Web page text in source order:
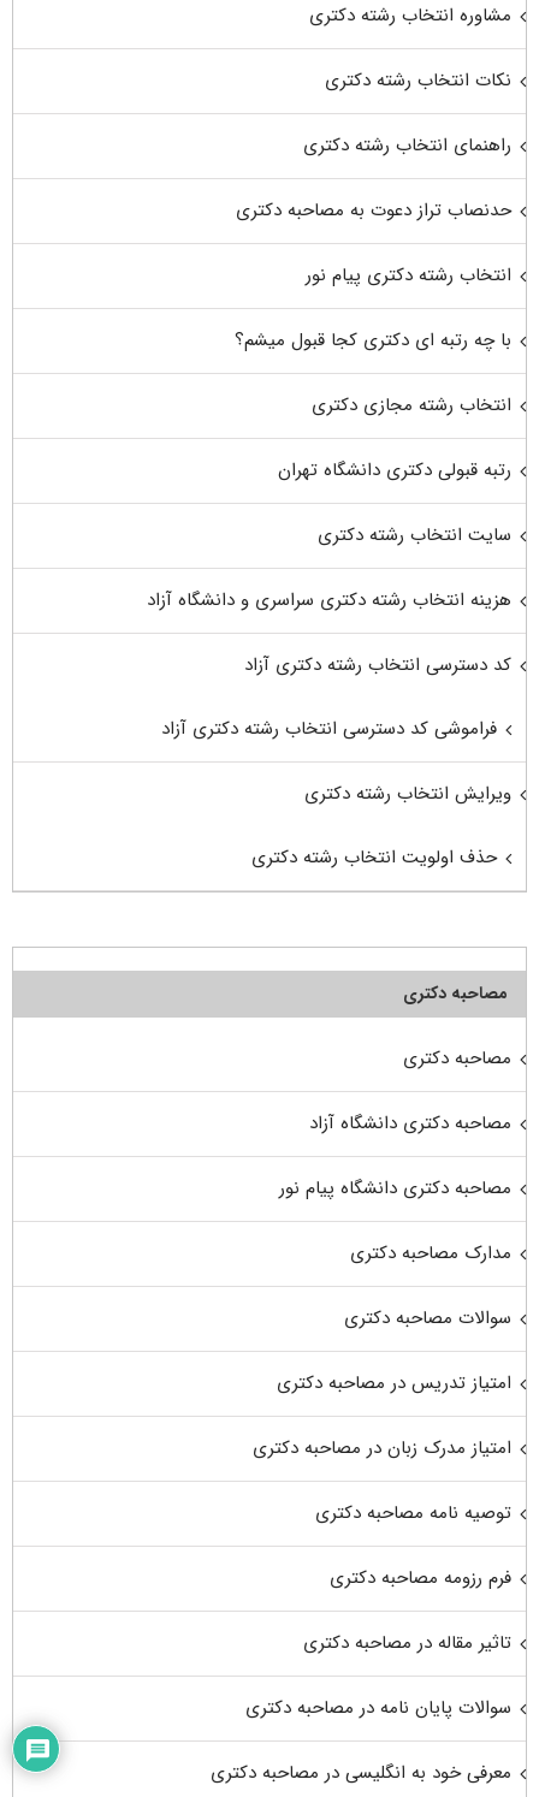
مشاوره انتخاب رشته دکتری
نکات انتخاب رشته دکتری
راهنمای انتخاب رشته دکتری
حدنصاب تراز دعوت به مصاحبه دکتری
انتخاب رشته دکتری پیام نور
با چه رتبه ای دکتری کجا قبول میشم؟
انتخاب رشته مجازی دکتری
رتبه قبولی دکتری دانشگاه تهران
سایت انتخاب رشته دکتری
هزینه انتخاب رشته دکتری سراسری و دانشگاه آزاد
کد دسترسی انتخاب رشته دکتری آزاد
فراموشی کد دسترسی انتخاب رشته دکتری آزاد
ویرایش انتخاب رشته دکتری
حذف اولویت انتخاب رشته دکتری
مصاحبه دکتری
مصاحبه دکتری
مصاحبه دکتری دانشگاه آزاد
مصاحبه دکتری دانشگاه پیام نور
مدارک مصاحبه دکتری
سوالات مصاحبه دکتری
امتیاز تدریس در مصاحبه دکتری
امتیاز مدرک زبان در مصاحبه دکتری
توصیه نامه مصاحبه دکتری
فرم رزومه مصاحبه دکتری
تاثیر مقاله در مصاحبه دکتری
سوالات پایان نامه در مصاحبه دکتری
معرفی خود به انگلیسی در مصاحبه دکتری